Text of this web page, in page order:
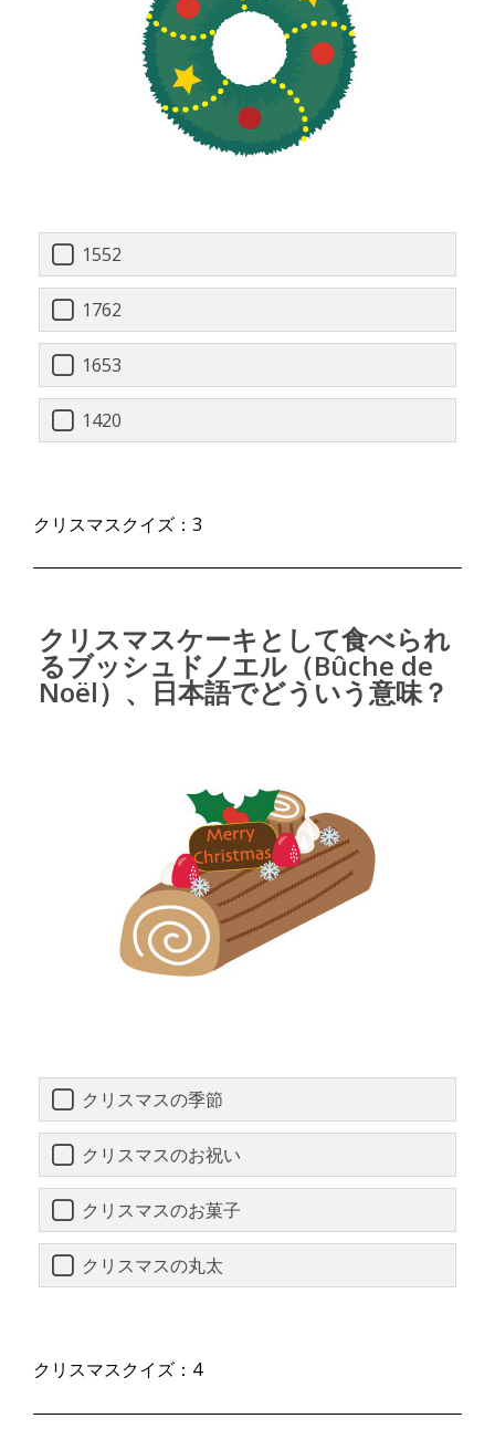
1552
1762
1653
1420
クリスマスクイズ：3
クリスマスケーキとして食べられ
るブッシュドノエル（Bûche de
Noël）、日本語でどういう意味？
クリスマスの季節
クリスマスのお祝い
クリスマスのお菓子
クリスマスの丸太
クリスマスクイズ：4